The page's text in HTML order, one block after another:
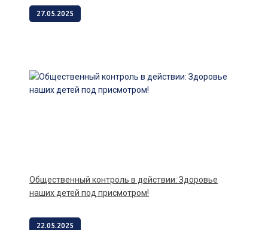
27.05.2025
Общественный контроль в действии: Здоровье
наших детей под присмотром!
22.05.2025